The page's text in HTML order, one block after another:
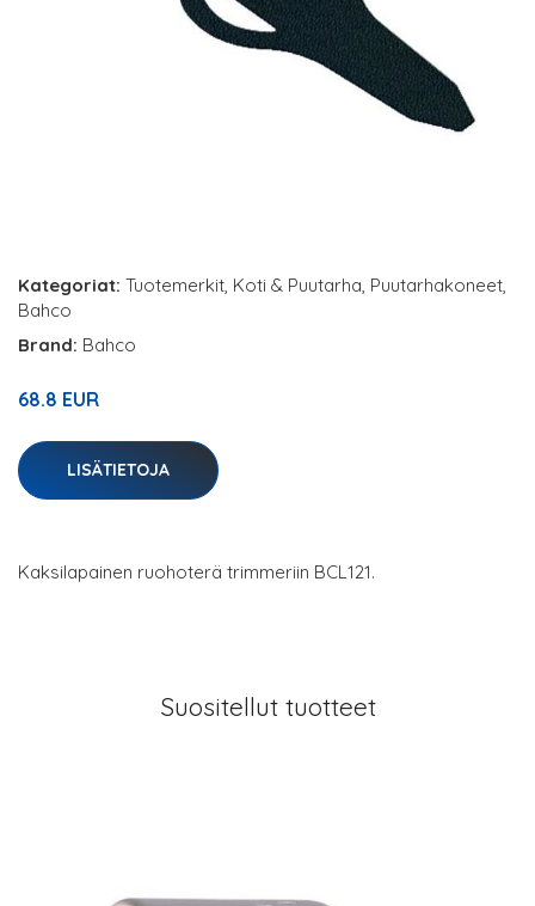
Kategoriat: Tuotemerkit, Koti & Puutarha, Puutarhakoneet,
Bahco
Brand: Bahco
68.8 EUR
LISÄTIETOJA
Kaksilapainen ruohoterä trimmeriin BCL121.
Suositellut tuotteet